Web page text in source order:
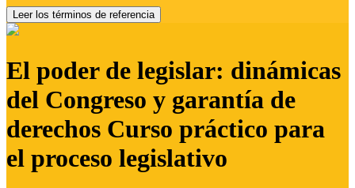
Leer los términos de referencia
El poder de legislar: dinámicas
del Congreso y garantía de
derechos Curso práctico para
el proceso legislativo